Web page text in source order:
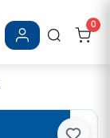
登入/註冊
0